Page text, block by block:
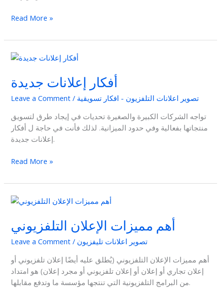
Read More »
أفكار إعلانات جديدة
Leave a Comment / تصوير اعلانات التلفزيون - افكار تسويقية
تواجه الشركات الكبيرة والصغيرة تحديات في إيجاد طرق لتسويق
منتجاتها بفعالية وفي حدود الميزانية. لذلك فأنت في حاجة ل أفكار
إعلانات جديدة.
أفكار
جديدة
Read More »
أهم مميزات الإعلان التلفزيوني
Leave a Comment / تصوير اعلانات تليفزيون
أهم مميزات الإعلان التلفزيوني (يُطلق عليه أيضًا إعلان تلفزيوني أو
إعلان تجاري أو إعلان أو إعلان تلفزيوني أو مجرد إعلان) هو امتداد
من البرامج التلفزيونية التي تنتجها مؤسسة ما وتدفع مقابلها.
أهم
الإعلان
التلفزيوني